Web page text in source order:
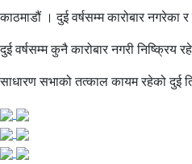
काठमाडौं । दुई वर्षसम्म कारोबार नगरेका
दुई वर्षसम्म कुनै कारोबार नगरी निष्क्रिय
साधारण सभाको तत्काल कायम रहेको दुई